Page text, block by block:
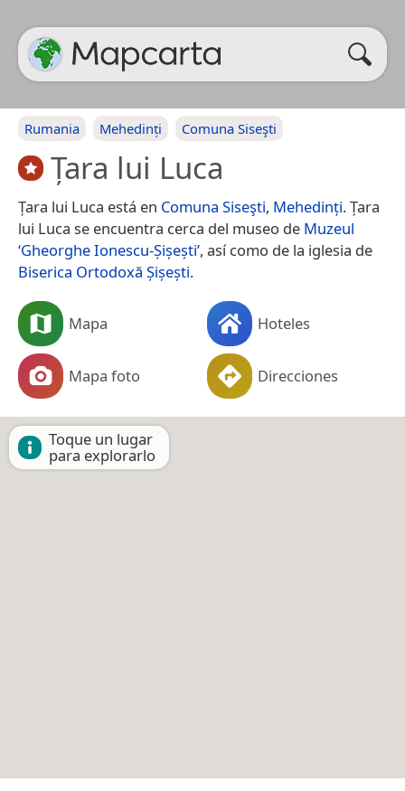
Rumania Mehedinți Comuna Siseşti
Țara lui Luca
Țara lui Luca está en Comuna Siseşti, Mehedinți. Țara
lui Luca se encuentra cerca del museo de Muzeul
‘Gheorghe Ionescu-Șișești’, así como de la iglesia de
Biserica Ortodoxă Șișești.
Mapa Hoteles
Mapa foto Direcciones
Toque un lugar
para explorarlo